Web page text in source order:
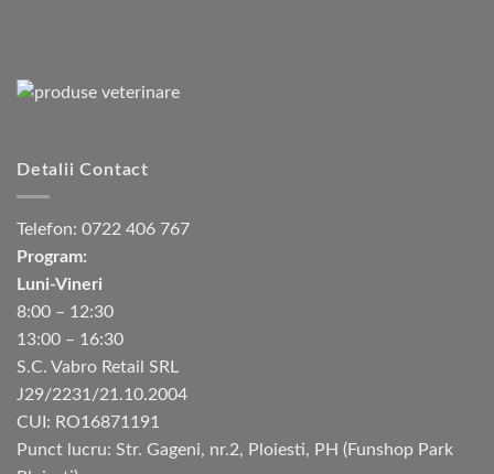
Detalii Contact
Telefon: 0722 406 767
Program:
Luni-Vineri
8:00 – 12:30
13:00 – 16:30
S.C. Vabro Retail SRL
J29/2231/21.10.2004
CUI: RO16871191
Punct lucru: Str. Gageni, nr.2, Ploiesti, PH (Funshop Park